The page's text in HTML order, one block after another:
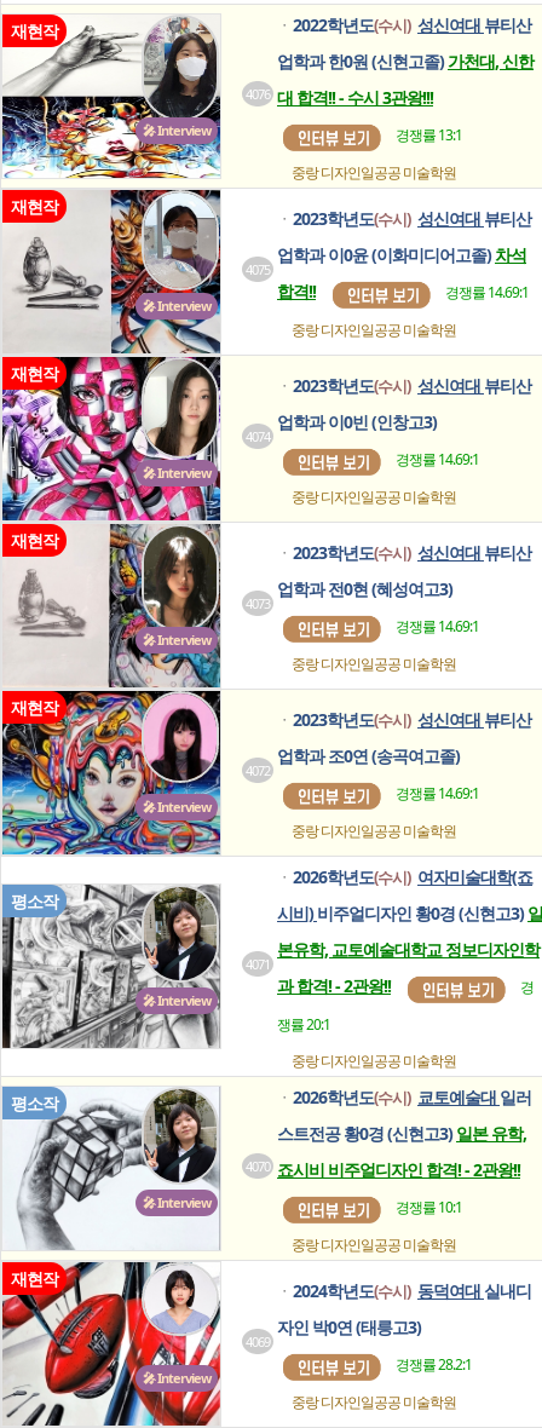
🎤 Interview
재현작
4076
ㆍ 2022학년도(수시) 성신여대 뷰티산
업학과 한0원 (신현고졸)가천대, 신한
대 합격!! - 수시 3관왕!!!
경쟁률 13:1
중랑 디자인일공공미술학원
🎤 Interview
재현작
4075
ㆍ 2023학년도(수시) 성신여대 뷰티산
업학과 이0윤 (이화미디어고졸)차석
합격!!
경쟁률 14.69:1
중랑 디자인일공공미술학원
🎤 Interview
재현작
4074
ㆍ 2023학년도(수시) 성신여대 뷰티산
업학과 이0빈 (인창고3)
경쟁률 14.69:1
중랑 디자인일공공미술학원
🎤 Interview
재현작
4073
ㆍ 2023학년도(수시) 성신여대 뷰티산
업학과 전0현 (혜성여고3)
경쟁률 14.69:1
중랑 디자인일공공미술학원
🎤 Interview
재현작
4072
ㆍ 2023학년도(수시) 성신여대 뷰티산
업학과 조0연 (송곡여고졸)
경쟁률 14.69:1
중랑 디자인일공공미술학원
🎤 Interview
평소작
4071
ㆍ 2026학년도(수시) 여자미술대학(죠
시비)비주얼디자인 황0경 (신현고3)일
본유학, 교토예술대학교 정보디자인학
과 합격! - 2관왕!!
경
쟁률 20:1
중랑 디자인일공공미술학원
🎤 Interview
평소작
4070
ㆍ 2026학년도(수시) 쿄토예술대 일러
스트전공 황0경 (신현고3)일본 유학,
죠시비 비주얼디자인 합격! - 2관왕!!
경쟁률 10:1
중랑 디자인일공공미술학원
🎤 Interview
재현작
4069
ㆍ 2024학년도(수시) 동덕여대 실내디
자인 박0연 (태릉고3)
경쟁률 28.2:1
중랑 디자인일공공미술학원